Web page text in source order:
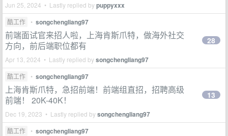
Jun 25, 2024 • Lastly replied bypuppyxxx
酷工作 • songchengliang97
前端面试官来招人啦，上海肯斯爪特，做海外社交
方向，前后端职位都有
Apr 13, 2024 • Lastly replied bysongchengliang97
28
酷工作 • songchengliang97
上海肯斯爪特，急招前端！前端组直招，招聘高级
前端！ 20K-40K！
Dec 19, 2023 • Lastly replied bysongchengliang97
13
酷工作 • songchengliang97